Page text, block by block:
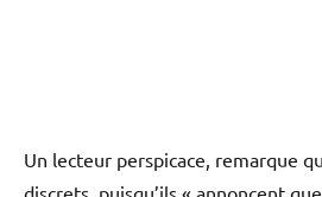
Un lecteur perspicace, remarque
discrets, puisqu’ils « annoncent